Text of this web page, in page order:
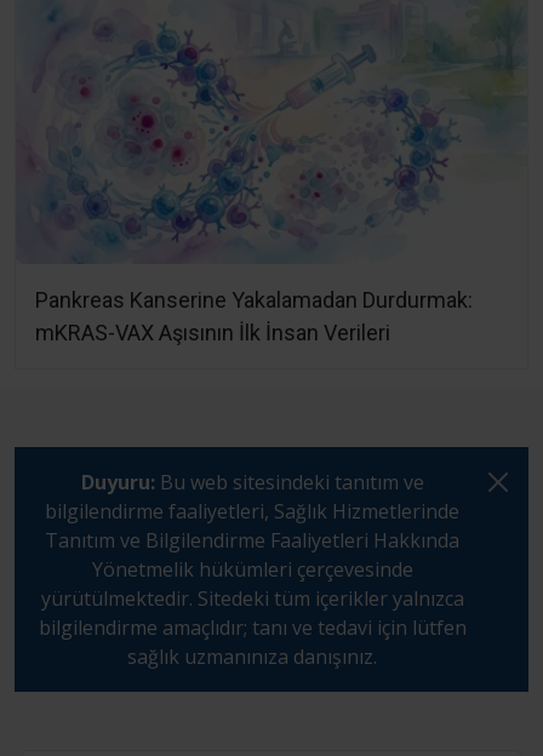
Pankreas Kanserine Yakalamadan Durdurmak:
mKRAS-VAX Aşısının İlk İnsan Verileri
Duyuru: Bu web sitesindeki tanıtım ve
bilgilendirme faaliyetleri, Sağlık Hizmetlerinde
Tanıtım ve Bilgilendirme Faaliyetleri Hakkında
Yönetmelik hükümleri çerçevesinde
yürütülmektedir. Sitedeki tüm içerikler yalnızca
bilgilendirme amaçlıdır; tanı ve tedavi için lütfen
sağlık uzmanınıza danışınız.